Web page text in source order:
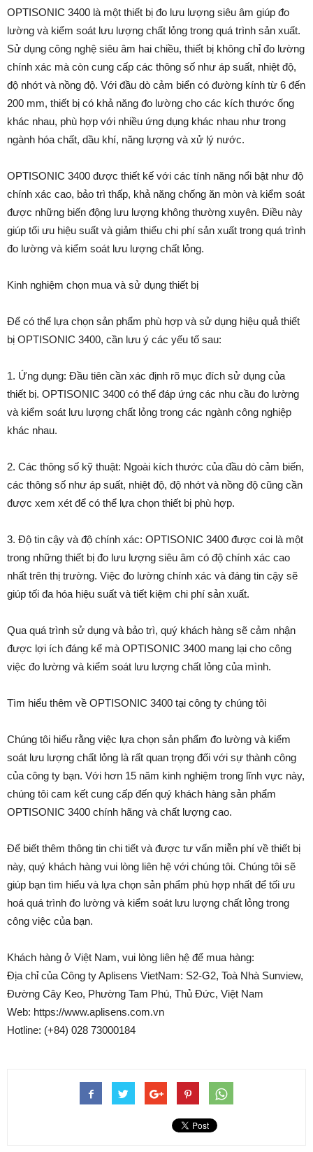
OPTISONIC 3400 là một thiết bị đo lưu lượng siêu âm giúp đo
lường và kiểm soát lưu lượng chất lỏng trong quá trình sản xuất.
Sử dụng công nghệ siêu âm hai chiều, thiết bị không chỉ đo lường
chính xác mà còn cung cấp các thông số như áp suất, nhiệt độ,
độ nhớt và nồng độ. Với đầu dò cảm biển có đường kính từ 6 đến
200 mm, thiết bị có khả năng đo lường cho các kích thước ống
khác nhau, phù hợp với nhiều ứng dụng khác nhau như trong
ngành hóa chất, dầu khí, năng lượng và xử lý nước.
OPTISONIC 3400 được thiết kế với các tính năng nổi bật như độ
chính xác cao, bảo trì thấp, khả năng chống ăn mòn và kiểm soát
được những biến động lưu lượng không thường xuyên. Điều này
giúp tối ưu hiệu suất và giảm thiểu chi phí sản xuất trong quá trình
đo lường và kiểm soát lưu lượng chất lỏng.
Kinh nghiệm chọn mua và sử dụng thiết bị
Để có thể lựa chọn sản phẩm phù hợp và sử dụng hiệu quả thiết
bị OPTISONIC 3400, cần lưu ý các yếu tố sau:
1. Ứng dụng: Đầu tiên cần xác định rõ mục đích sử dụng của
thiết bị. OPTISONIC 3400 có thể đáp ứng các nhu cầu đo lường
và kiểm soát lưu lượng chất lỏng trong các ngành công nghiệp
khác nhau.
2. Các thông số kỹ thuật: Ngoài kích thước của đầu dò cảm biến,
các thông số như áp suất, nhiệt độ, độ nhớt và nồng độ cũng cần
được xem xét để có thể lựa chọn thiết bị phù hợp.
3. Độ tin cậy và độ chính xác: OPTISONIC 3400 được coi là một
trong những thiết bị đo lưu lượng siêu âm có độ chính xác cao
nhất trên thị trường. Việc đo lường chính xác và đáng tin cậy sẽ
giúp tối đa hóa hiệu suất và tiết kiệm chi phí sản xuất.
Qua quá trình sử dụng và bảo trì, quý khách hàng sẽ cảm nhận
được lợi ích đáng kể mà OPTISONIC 3400 mang lại cho công
việc đo lường và kiểm soát lưu lượng chất lỏng của mình.
Tìm hiểu thêm về OPTISONIC 3400 tại công ty chúng tôi
Chúng tôi hiểu rằng việc lựa chọn sản phẩm đo lường và kiểm
soát lưu lượng chất lỏng là rất quan trọng đối với sự thành công
của công ty bạn. Với hơn 15 năm kinh nghiệm trong lĩnh vực này,
chúng tôi cam kết cung cấp đến quý khách hàng sản phẩm
OPTISONIC 3400 chính hãng và chất lượng cao.
Để biết thêm thông tin chi tiết và được tư vấn miễn phí về thiết bị
này, quý khách hàng vui lòng liên hệ với chúng tôi. Chúng tôi sẽ
giúp bạn tìm hiểu và lựa chọn sản phẩm phù hợp nhất để tối ưu
hoá quá trình đo lường và kiểm soát lưu lượng chất lỏng trong
công việc của bạn.
Khách hàng ở Việt Nam, vui lòng liên hệ để mua hàng:
Địa chỉ của Công ty Aplisens VietNam: S2-G2, Toà Nhà Sunview,
Đường Cây Keo, Phường Tam Phú, Thủ Đức, Việt Nam
Web: https://www.aplisens.com.vn
Hotline: (+84) 028 73000184